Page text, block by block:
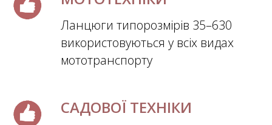
Ланцюги типорозмірів 35–630
використовуються у всіх видах
мототранспорту
САДОВОЇ ТЕХНІКИ